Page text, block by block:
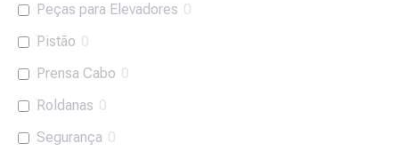
Peças para Elevadores 0
Pistão 0
Prensa Cabo 0
Roldanas 0
Segurança 0